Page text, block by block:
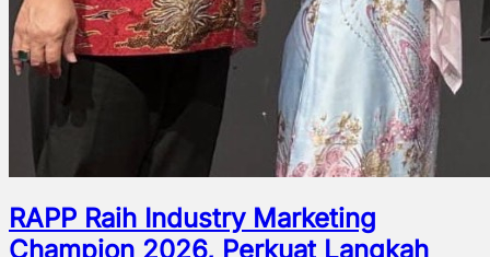
RAPP Raih Industry Marketing
Champion 2026, Perkuat Langkah